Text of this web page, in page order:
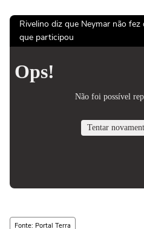
Rivelino diz que Neymar não
que participou
Fonte: Portal Terra